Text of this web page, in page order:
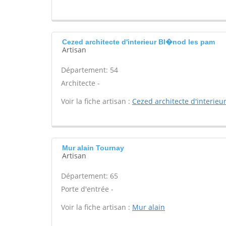
Cezed architecte d'interieur Bl�nod les pam
Artisan
Département: 54
Architecte -
Voir la fiche artisan : Cezed architecte d'interieur
Mur alain Tournay
Artisan
Département: 65
Porte d'entrée -
Voir la fiche artisan : Mur alain